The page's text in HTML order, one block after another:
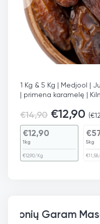
1 Kg & 5 Kg | Medjool |
| primena karamelę |
€14,90 €12,90 (€
€12,90
1kg
€12,90/Kg
€
5kg
€11,58